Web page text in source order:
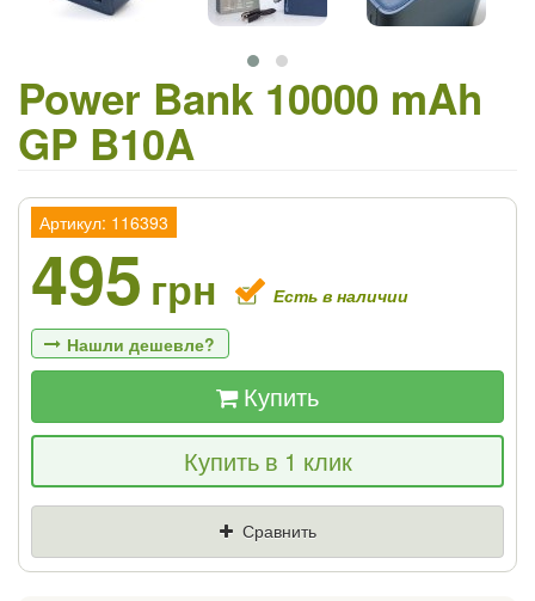
Power Bank 10000 mAh
GP B10A
Артикул: 116393
495 грн Есть в наличии
Нашли дешевле?
Если Вы найдете товар дешевле - мы
снизим цену и подарим % от разницы
Купить
Купить в 1 клик
Сравнить